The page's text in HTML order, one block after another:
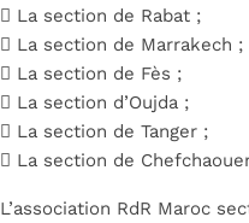
 La section de Rabat ;
 La section de Marrakech ;
 La section de Fès ;
 La section d’Oujda ;
 La section de Tanger ;
 La section de
L’association RdR Maroc